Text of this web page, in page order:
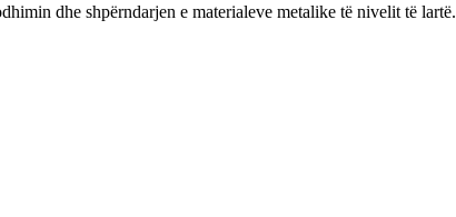
dhe shpërndarjen e materialeve metalike të nivelit të lartë.